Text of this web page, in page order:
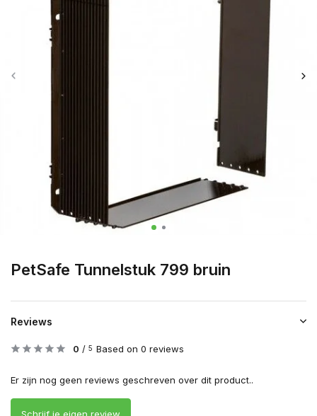
PetSafe Tunnelstuk 799 bruin
Reviews
0 / 5 Based on 0 reviews
Er zijn nog geen reviews geschreven over dit product..